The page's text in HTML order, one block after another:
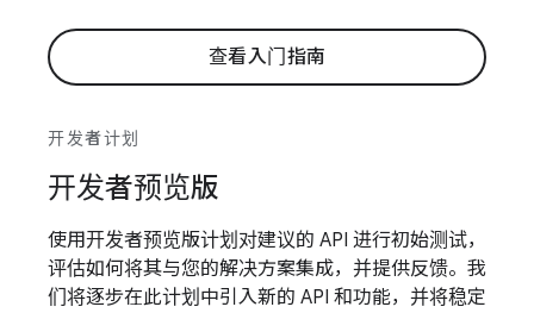
查看入门指南
开发者计划
开发者预览版
使用开发者预览版计划对建议的 API 进行初始测试，
评估如何将其与您的解决方案集成，并提供反馈。我
们将逐步在此计划中引入新的 API 和功能，并将稳定